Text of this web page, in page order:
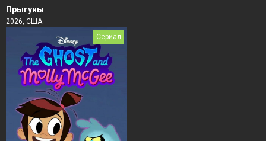
Прыгуны
2026, США
Сериал